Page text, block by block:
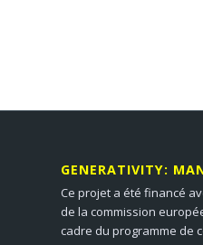
GENERATIVITY:
Ce projet a été financé
de la commission
cadre du programme de